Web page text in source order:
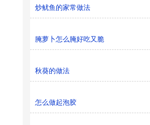
炒鱿鱼的家常做法
腌萝卜怎么腌好吃又脆
秋葵的做法
怎么做起泡胶